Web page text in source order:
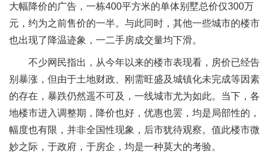
大幅降价的广告，一栋400平方米的单体别墅总价仅300万
元，约为之前售价的一半。与此同时，其他一些城市的楼市
也出现了降温迹象，一二手房成交量均下滑。
不少网民指出，从今年以来的楼市表现看，房价已经告
别暴涨，但由于土地财政、刚需旺盛及城镇化未完成等因素
的存在，暴跌仍然遥不可及，一线城市尤为如此。当下，各
地楼市进入调整期，降价也好，优惠也罢，均是局部性的，
幅度也有限，并非全国性现象，后市犹待观察。值此楼市微
妙之际，于政府，于房企，均是一种莫大的考验。